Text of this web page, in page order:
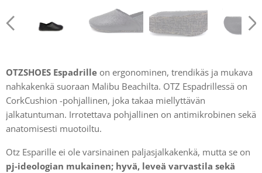
OTZSHOES Espadrille on ergonominen, trendikäs ja mukava
nahkakenkä suoraan Malibu Beachilta. OTZ Espadrillessä on
CorkCushion -pohjallinen, joka takaa miellyttävän
jalkatuntuman. Irrotettava pohjallinen on antimikrobinen sekä
anatomisesti muotoiltu.
Otz Esparille ei ole varsinainen paljasjalkakenkä, mutta se on
pj-ideologian mukainen; hyvä, leveä varvastila sekä